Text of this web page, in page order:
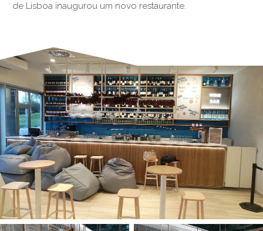
de Lisboa inaugurou um novo restaurante.